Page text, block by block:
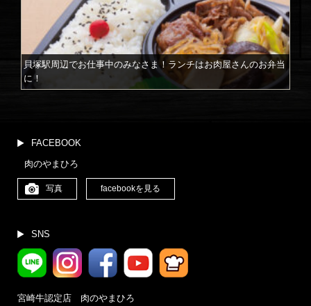
貝塚駅周辺でお仕事中のみなさま！ランチはお肉屋さんのお弁当
に！
FACEBOOK
肉のやまひろ
写真 facebookを見る
SNS
宮崎牛認定店 肉のやまひろ